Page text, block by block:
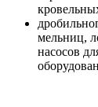
мельниц,
насосов